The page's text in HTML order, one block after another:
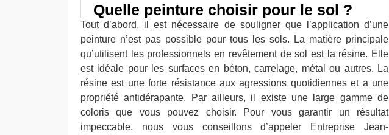
Quelle peinture choisir pour le sol ?
Tout d’abord, il est nécessaire de souligner que l’application d’une
peinture n’est pas possible pour tous les sols. La matière principale
qu’utilisent les professionnels en revêtement de sol est la résine. Elle
est idéale pour les surfaces en béton, carrelage, métal ou autres. La
résine est une forte résistance aux agressions quotidiennes et a une
propriété antidérapante. Par ailleurs, il existe une large gamme de
coloris que vous pouvez choisir. Pour vous garantir un résultat
impeccable, nous vous conseillons d’appeler Entreprise Jean-